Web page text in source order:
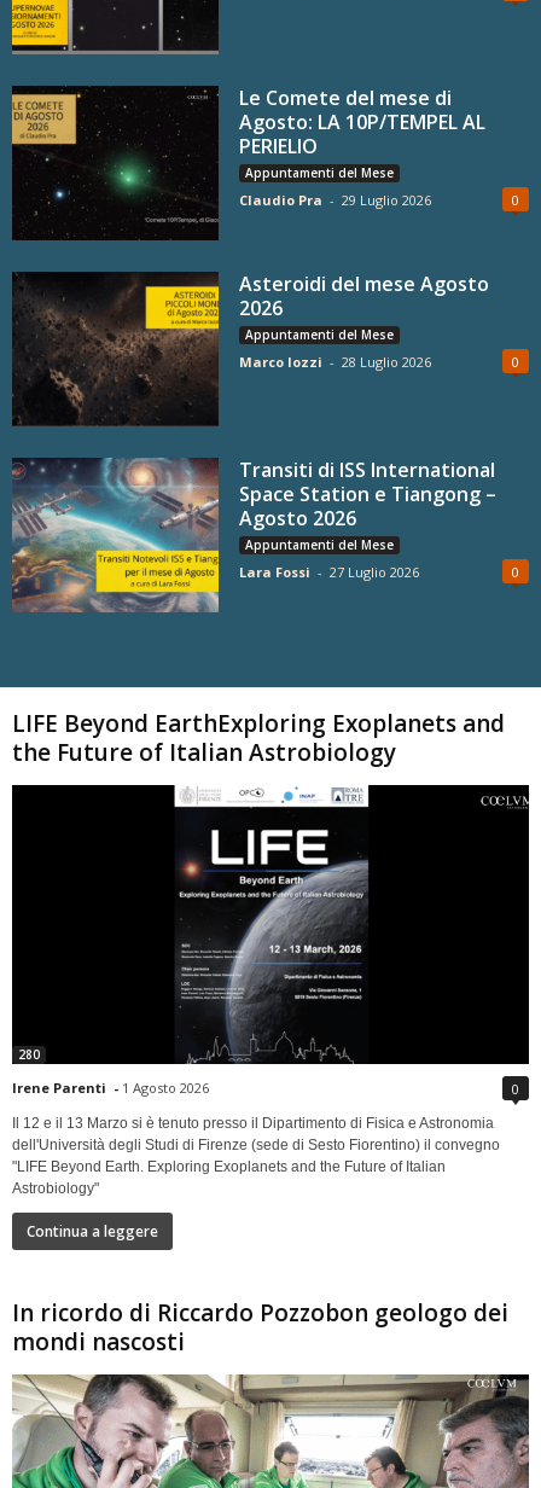
Le Comete del mese di
Agosto: LA 10P/TEMPEL AL
PERIELIO
Appuntamenti del Mese
Claudio Pra - 29 Luglio 2026 0
Asteroidi del mese Agosto
2026
Appuntamenti del Mese
Marco Iozzi - 28 Luglio 2026 0
Transiti di ISS International
Space Station e Tiangong –
Agosto 2026
Appuntamenti del Mese
Lara Fossi - 27 Luglio 2026 0
LIFE Beyond EarthExploring Exoplanets and
the Future of Italian Astrobiology
280
Irene Parenti - 1 Agosto 2026 0
Il 12 e il 13 Marzo si è tenuto presso il Dipartimento di Fisica e Astronomia
dell'Università degli Studi di Firenze (sede di Sesto Fiorentino) il convegno
"LIFE Beyond Earth. Exploring Exoplanets and the Future of Italian
Astrobiology"
Continua a leggere
In ricordo di Riccardo Pozzobon geologo dei
mondi nascosti